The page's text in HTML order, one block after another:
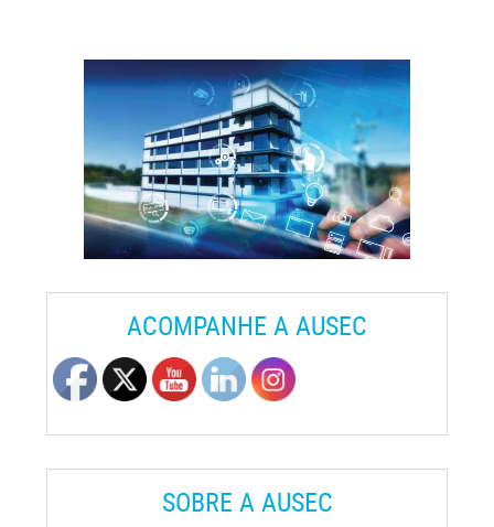
ACOMPANHE A AUSEC
SOBRE A AUSEC